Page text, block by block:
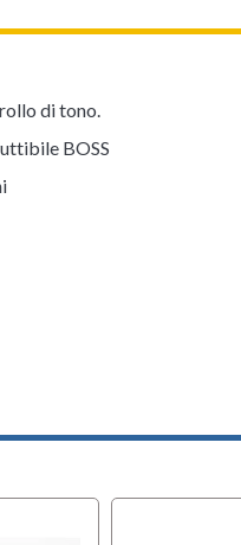
di tono.
BOSS